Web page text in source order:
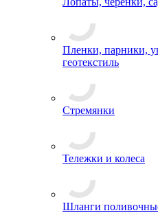
Пленки, парники,
геотекстиль
Стремянки
Тележки и колеса
Шланги